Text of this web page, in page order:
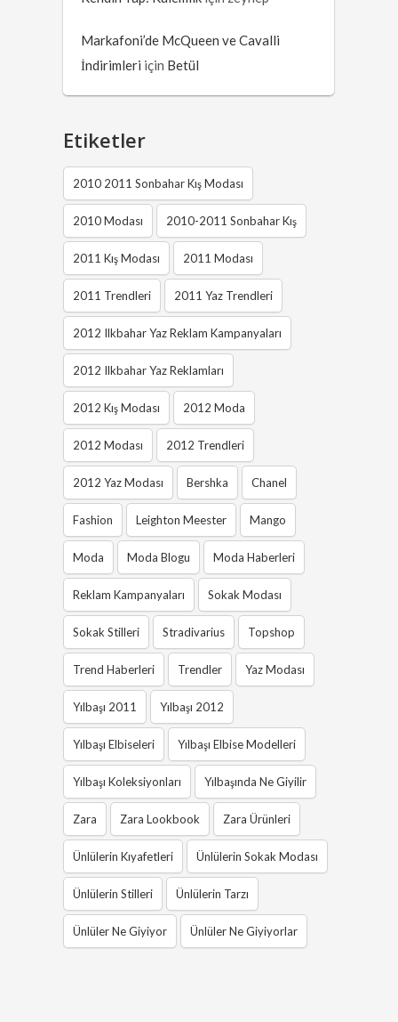
Markafoni’de McQueen ve Cavalli
İndirimleri için Betül
Etiketler
2010 2011 Sonbahar Kış Modası
2010 Modası 2010-2011 Sonbahar Kış
2011 Kış Modası 2011 Modası
2011 Trendleri 2011 Yaz Trendleri
2012 Ilkbahar Yaz Reklam Kampanyaları
2012 Ilkbahar Yaz Reklamları
2012 Kış Modası 2012 Moda
2012 Modası 2012 Trendleri
2012 Yaz Modası Bershka Chanel
Fashion Leighton Meester Mango
Moda Moda Blogu Moda Haberleri
Reklam Kampanyaları Sokak Modası
Sokak Stilleri Stradivarius Topshop
Trend Haberleri Trendler Yaz Modası
Yılbaşı 2011 Yılbaşı 2012
Yılbaşı Elbiseleri Yılbaşı Elbise Modelleri
Yılbaşı Koleksiyonları Yılbaşında Ne Giyilir
Zara Zara Lookbook Zara Ürünleri
Ünlülerin Kıyafetleri Ünlülerin Sokak Modası
Ünlülerin Stilleri Ünlülerin Tarzı
Ünlüler Ne Giyiyor Ünlüler Ne Giyiyorlar